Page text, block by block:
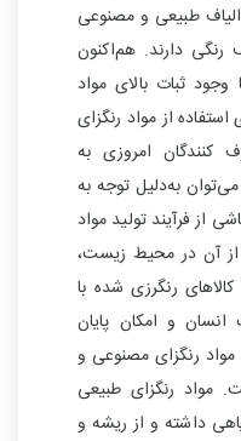
الیاف طبیعی و مصنوعی
رنگی دارند. هم‌اکنون
ثبات بالای مواد
از مواد رنگزای
کنندگان امروزی به
به‌دلیل توجه به
فرآیند تولید مواد
آن در محیط زیست،
رنگرزی شده با
و امکان پایان
مواد رنگزای مصنوعی و
مواد رنگزای طبیعی
داشته و از ریشه و